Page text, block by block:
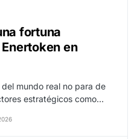
fortuna
en
mundo real no para de
estratégicos como…